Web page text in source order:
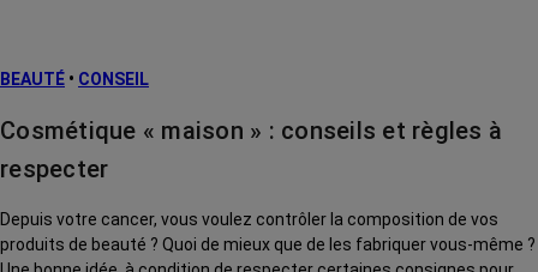
BEAUTÉ • CONSEIL
Cosmétique « maison » : conseils et règles à
respecter
Depuis votre cancer, vous voulez contrôler la composition de vos
produits de beauté ? Quoi de mieux que de les fabriquer vous-même ?